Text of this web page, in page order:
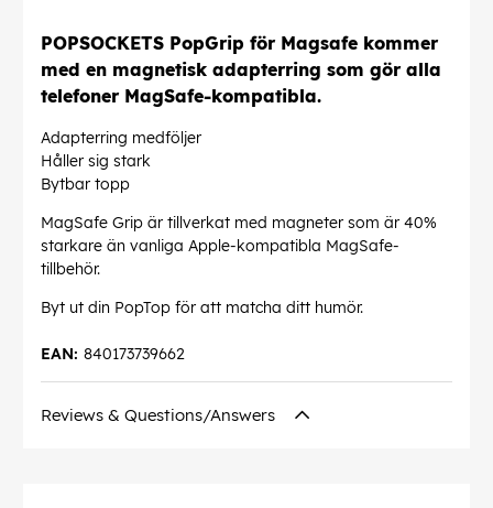
POPSOCKETS PopGrip för Magsafe kommer
med en magnetisk adapterring som gör alla
telefoner MagSafe-kompatibla.
Adapterring medföljer
Håller sig stark
Bytbar topp
MagSafe Grip är tillverkat med magneter som är 40%
starkare än vanliga Apple-kompatibla MagSafe-
tillbehör.
Byt ut din PopTop för att matcha ditt humör.
840173739662
EAN:
Reviews & Questions/Answers